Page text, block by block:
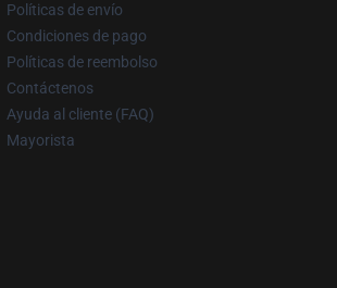
Políticas de envío
Condiciones de pago
Políticas de reembolso
Contáctenos
Ayuda al cliente (FAQ)
Mayorista